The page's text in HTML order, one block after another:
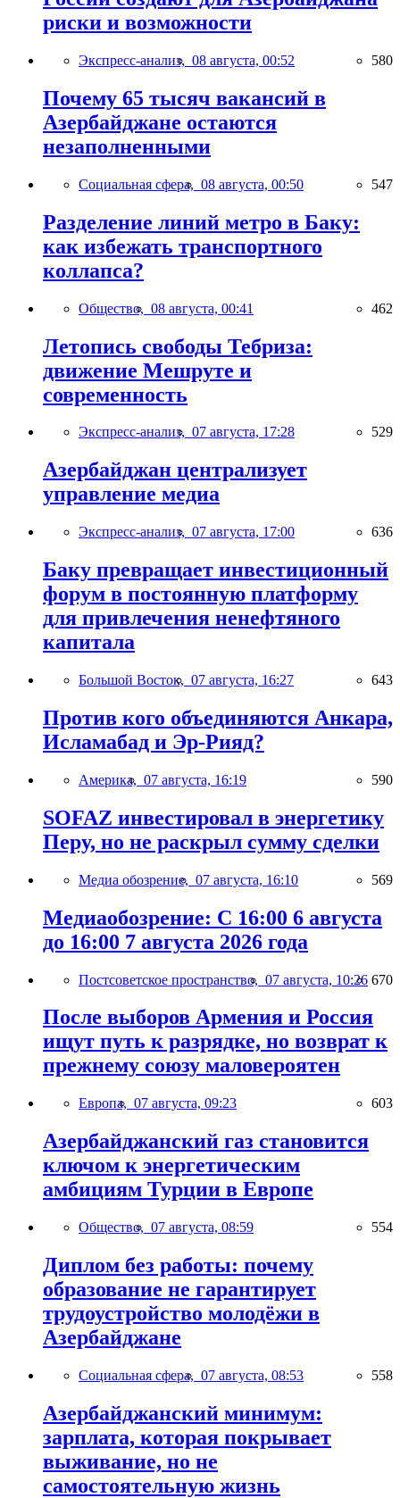
риски и возможности
Экспресс-анализ, 08 августа, 00:52 580
Почему 65 тысяч вакансий в
Азербайджане остаются
незаполненными
Социальная сфера, 08 августа, 00:50 547
Разделение линий метро в Баку:
как избежать транспортного
коллапса?
Общество, 08 августа, 00:41 462
Летопись свободы Тебриза:
движение Мешруте и
современность
Экспресс-анализ, 07 августа, 17:28 529
Азербайджан централизует
управление медиа
Экспресс-анализ, 07 августа, 17:00 636
Баку превращает инвестиционный
форум в постоянную платформу
для привлечения ненефтяного
капитала
Большой Восток, 07 августа, 16:27 643
Против кого объединяются Анкара,
Исламабад и Эр-Рияд?
Америка, 07 августа, 16:19 590
SOFAZ инвестировал в энергетику
Перу, но не раскрыл сумму сделки
Медиа обозрение, 07 августа, 16:10 569
Медиаобозрение: С 16:00 6 августа
до 16:00 7 августа 2026 года
Постсоветское пространство, 07 августа, 10:26 670
После выборов Армения и Россия
ищут путь к разрядке, но возврат к
прежнему союзу маловероятен
Европа, 07 августа, 09:23 603
Азербайджанский газ становится
ключом к энергетическим
амбициям Турции в Европе
Общество, 07 августа, 08:59 554
Диплом без работы: почему
образование не гарантирует
трудоустройство молодёжи в
Азербайджане
Социальная сфера, 07 августа, 08:53 558
Азербайджанский минимум:
зарплата, которая покрывает
выживание, но не
самостоятельную жизнь